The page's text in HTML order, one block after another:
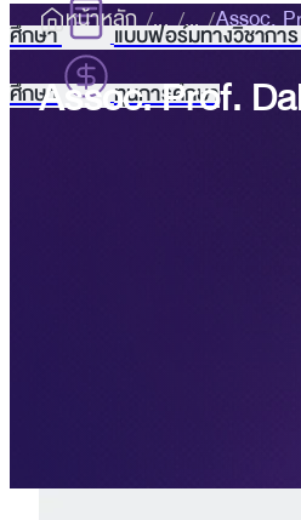
ศึกษา
แบบฟอร์มทางวิชากา
ศึกษา
ทุนการศึกษา
หน้าหลัก Assoc.
Assoc. Prof.